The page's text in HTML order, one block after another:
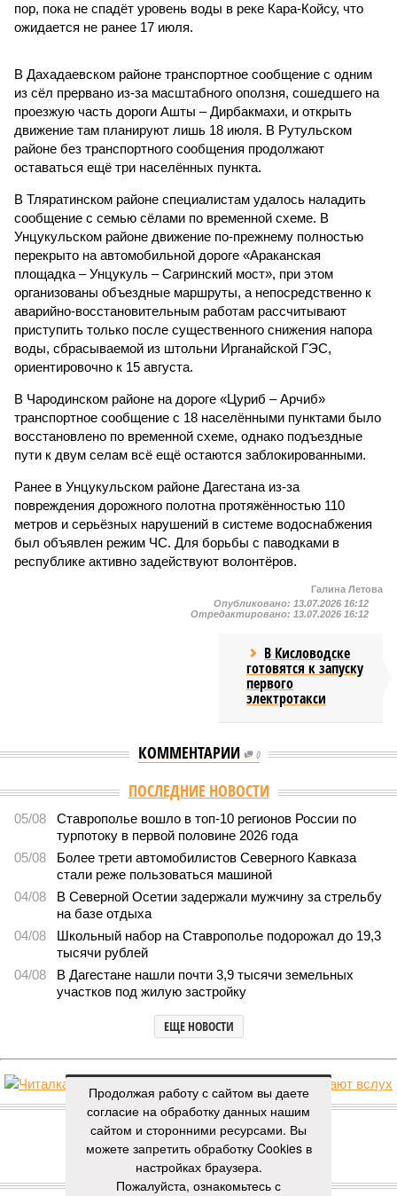
пор, пока не спадёт уровень воды в реке Кара-Койсу, что
ожидается не ранее 17 июля.
В Дахадаевском районе транспортное сообщение с одним
из сёл прервано из-за масштабного оползня, сошедшего на
проезжую часть дороги Ашты – Дирбакмахи, и открыть
движение там планируют лишь 18 июля. В Рутульском
районе без транспортного сообщения продолжают
оставаться ещё три населённых пункта.
В Тляратинском районе специалистам удалось наладить
сообщение с семью сёлами по временной схеме. В
Унцукульском районе движение по-прежнему полностью
перекрыто на автомобильной дороге «Араканская
площадка – Унцукуль – Сагринский мост», при этом
организованы объездные маршруты, а непосредственно к
аварийно-восстановительным работам рассчитывают
приступить только после существенного снижения напора
воды, сбрасываемой из штольни Ирганайской ГЭС,
ориентировочно к 15 августа.
В Чародинском районе на дороге «Цуриб – Арчиб»
транспортное сообщение с 18 населёнными пунктами было
восстановлено по временной схеме, однако подъездные
пути к двум селам всё ещё остаются заблокированными.
Ранее в Унцукульском районе Дагестана из-за
повреждения дорожного полотна протяжённостью 110
метров и серьёзных нарушений в системе водоснабжения
был объявлен режим ЧС. Для борьбы с паводками в
республике активно задействуют волонтёров.
Галина Летова
Опубликовано: 13.07.2026 16:12
Отредактировано: 13.07.2026 16:12
В Кисловодске
готовятся к запуску
первого
электротакси
КОММЕНТАРИИ 0
ПОСЛЕДНИЕ НОВОСТИ
05/08
Ставрополье вошло в топ-10 регионов России по
турпотоку в первой половине 2026 года
05/08
Более трети автомобилистов Северного Кавказа
стали реже пользоваться машиной
04/08
В Северной Осетии задержали мужчину за стрельбу
на базе отдыха
04/08
Школьный набор на Ставрополье подорожал до 19,3
тысячи рублей
04/08
В Дагестане нашли почти 3,9 тысячи земельных
участков под жилую застройку
ЕЩЕ НОВОСТИ
НОВОСТИ ПАРТНЕРОВ
Новости smi2.ru
ЕЩЕ ИЗ РАЗДЕЛА «ОБЩЕСТВО»
Продолжая работу с сайтом вы даете
согласие на обработку данных нашим
сайтом и сторонними ресурсами. Вы
можете запретить обработку Cookies в
настройках браузера.
Пожалуйста, ознакомьтесь с